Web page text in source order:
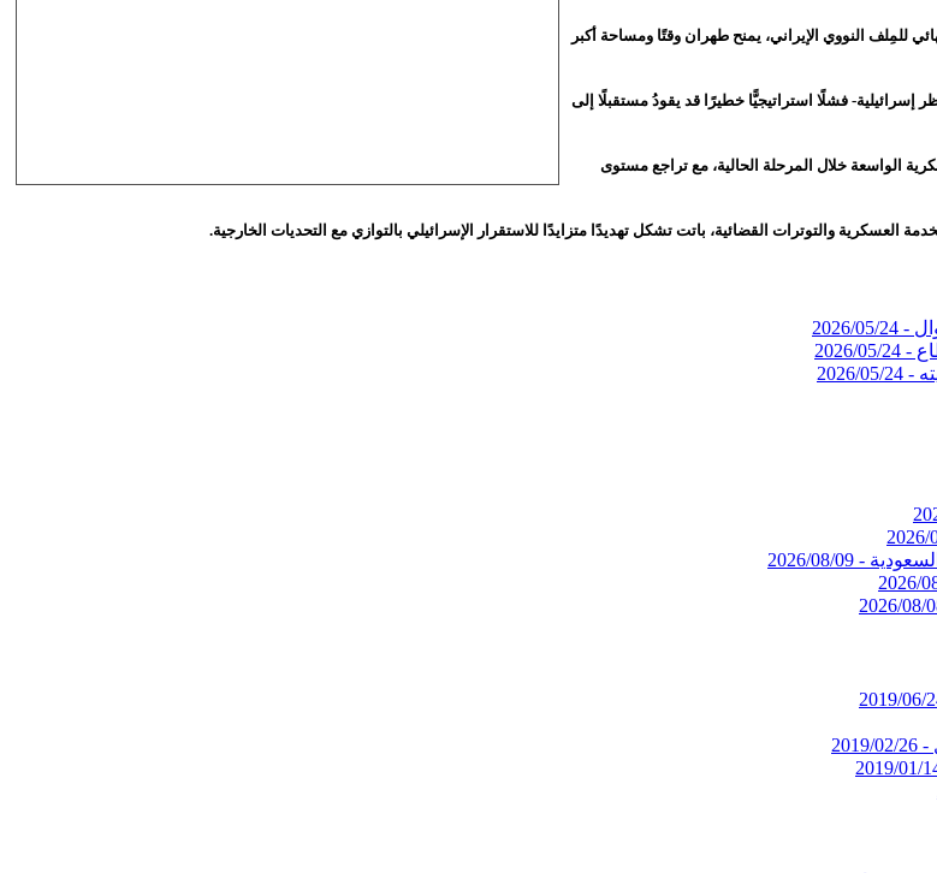
النووي الإيراني، يمنح طهران وقتًا ومساحة أكبر
إسرائيلية- فشلًا استراتيجيًّا خطيرًا قد يقودُ مستقبلًا إلى
الواسعة خلال المرحلة الحالية، مع تراجع مستوى
العسكرية والتوترات القضائية، باتت تشكل تهديدًا متزايدًا للاستقرار الإسرائيلي بالتوازي مع التحديات الخارجية.
-
2026/05/24
-
2026/05/24
2026/05/24
2026/
-
2026/08/09
2026/
2026/08/
2019/06/
-
2019/02/26
2019/01/